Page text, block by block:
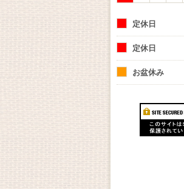
定休日
定休日
お盆休み